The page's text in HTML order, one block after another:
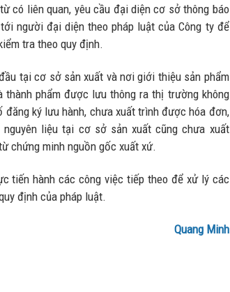
có liên quan, yêu cầu đại diện cơ sở thông báo
người đại diện theo pháp luật của Công ty để
tra theo quy định.
tại cơ sở sản xuất và nơi giới thiệu sản phẩm
thành phẩm được lưu thông ra thị trường không
đăng ký lưu hành, chưa xuất trình được hóa đơn,
liệu tại cơ sở sản xuất cũng chưa xuất
chứng minh nguồn gốc xuất xứ.
tiến hành các công việc tiếp theo để xử lý các
định của pháp luật.
Quang Minh